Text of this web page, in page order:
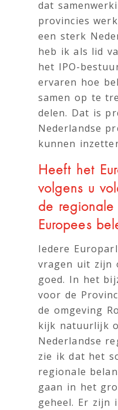
dat
provincies
een sterk
heb ik als lid
het IPO-
ervaren hoe
samen op te
delen. Dat is
Nederlandse
kunnen
Heeft het
volgens u
de
Europees
Iedere
vragen uit zijn
goed. In het
voor de
de omgeving
kijk natuurlijk
Nederlandse
zie ik dat het
regionale
gaan in het
geheel. Er zijn